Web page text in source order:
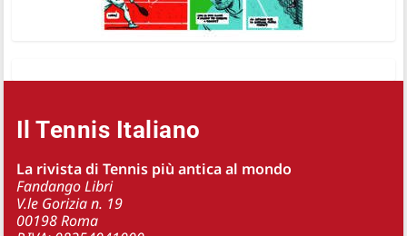
Il Tennis Italiano
La rivista di Tennis più antica al mondo
Fandango Libri
V.le Gorizia n. 19
00198 Roma